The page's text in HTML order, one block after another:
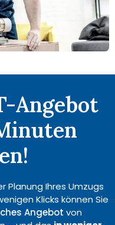
Angebot
Planung Ihres Umzugs
Klicks können Sie
Angebot von